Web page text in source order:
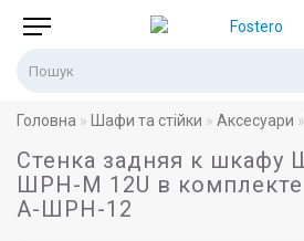
Головна Шафи та стійки Аксесуари
Стенка задняя к
ШРН-М 12U в
А-ШРН-12